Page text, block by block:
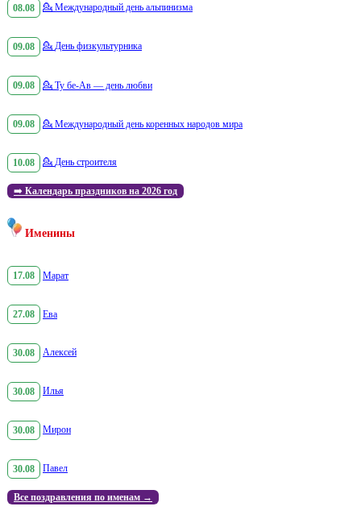
08.08 💁 Международный день альпинизма
09.08 💁 День физкультурника
09.08 💁 Ту бе-Ав — день любви
09.08 💁 Международный день коренных народов мира
10.08 💁 День строителя
➡️ Календарь праздников на 2026 год
Именины
17.08 Марат
27.08 Ева
30.08 Алексей
30.08 Илья
30.08 Мирон
30.08 Павел
Все поздравления по именам →